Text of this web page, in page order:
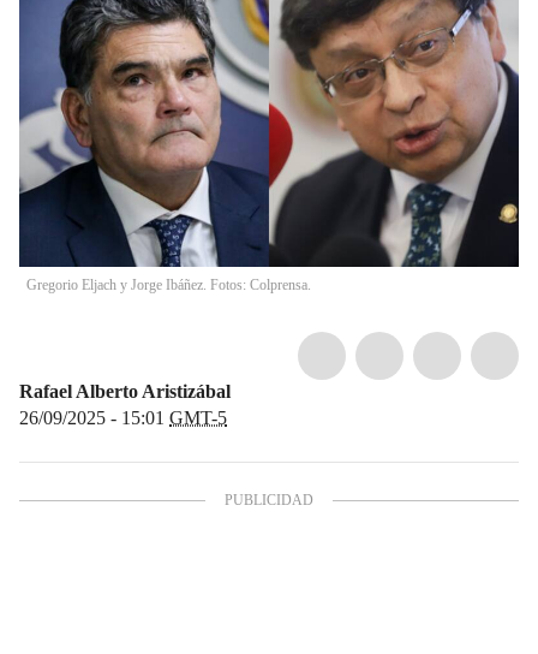
Gregorio Eljach y Jorge Ibáñez. Fotos: Colprensa.
Rafael Alberto Aristizábal
26/09/2025 - 15:01 GMT-5